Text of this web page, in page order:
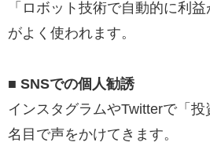
「ロボット技術で自動的に利
がよく使われます。
■ SNSでの個人勧誘
インスタグラムやTwitterで「投
名目で声をかけてきます。